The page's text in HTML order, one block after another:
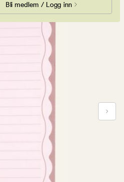
Bli medlem / Logg inn